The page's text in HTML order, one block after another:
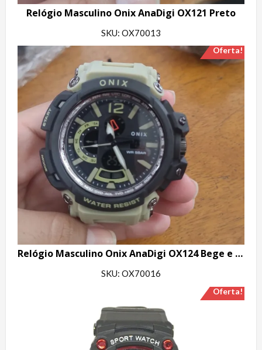
Relógio Masculino Onix AnaDigi OX121 Preto
SKU: OX70013
Oferta!
Relógio Masculino Onix AnaDigi OX124 Bege e Preto
SKU: OX70016
Oferta!